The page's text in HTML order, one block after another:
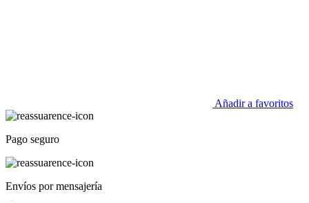
Añadir a favoritos
Pago seguro
Envíos por mensajería